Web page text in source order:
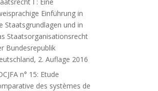
Einführung in
Staatsgrundlagen und in
Staatsorganisationsrecht
Bundesrepublik
2. Auflage 2016
n° 15: Etude
des systèmes de